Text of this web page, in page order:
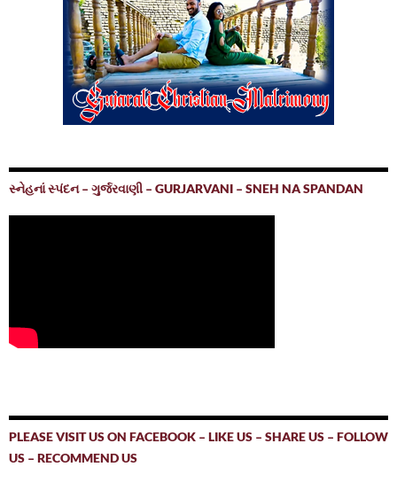
સ્નેહનાં સ્પંદન – ગુર્જરવાણી – GURJARVANI – SNEH NA SPANDAN
PLEASE VISIT US ON FACEBOOK – LIKE US – SHARE US – FOLLOW
US – RECOMMEND US